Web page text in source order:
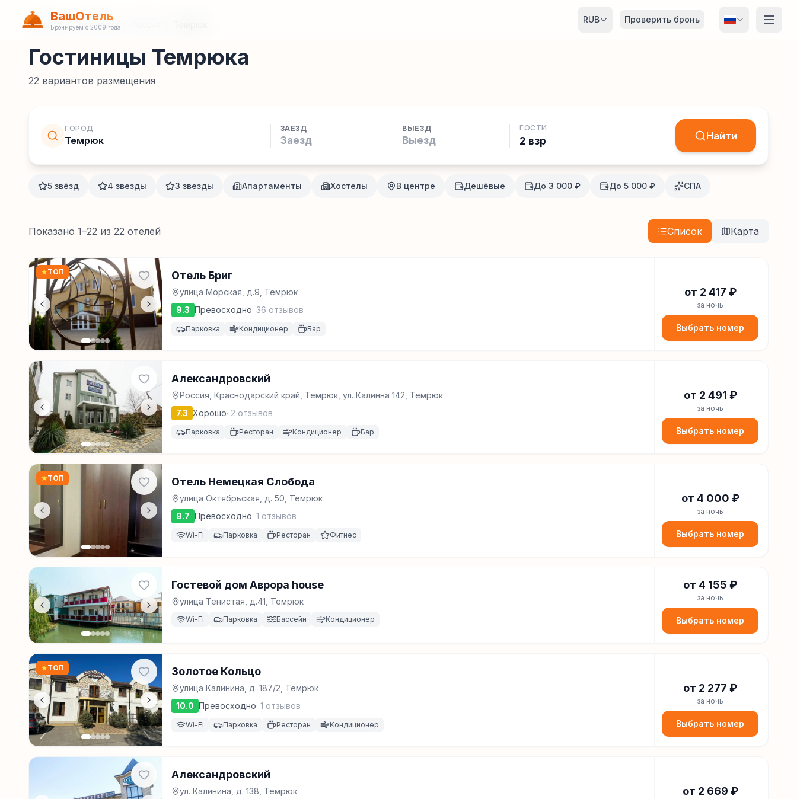
ВашОтель
Бронируем с 2009 года
RUB Проверить бронь
Главная / Гостиницы
Гостиницы Темрюка
22 вариантов размещения
ГОРОД
Темрюк
ЗАЕЗД ВЫЕЗД ГОСТИ
2 взр Найти
5 звёзд 4 звезды 3 звезды Апартаменты Хостелы В центре Дешёвые До 3 000 ₽ До 5 000 ₽ СПА
Показано 1–22 из 22 отелей Список Карта
★ТОП Отель Бриг
улица Морская, д.9, Темрюк
9.3 Превосходно· 36 отзывов
Парковка Кондиционер Бар
от 2 417 ₽
за ночь
Выбрать номер
Александровский
Россия, Краснодарский край, Темрюк, ул. Калинна 142, Темрюк
7.3 Хорошо· 2 отзывов
Парковка Ресторан Кондиционер Бар
от 2 491 ₽
за ночь
Выбрать номер
★ТОП Отель Немецкая Слобода
улица Октябрьская, д. 50, Темрюк
9.7 Превосходно· 1 отзывов
Wi-Fi Парковка Ресторан Фитнес
от 4 000 ₽
за ночь
Выбрать номер
Гостевой дом Аврора house
улица Тенистая, д.41, Темрюк
Wi-Fi Парковка Бассейн Кондиционер
от 4 155 ₽
за ночь
Выбрать номер
★ТОП Золотое Кольцо
улица Калинина, д. 187/2, Темрюк
10.0 Превосходно· 1 отзывов
Wi-Fi Парковка Ресторан Кондиционер
от 2 277 ₽
за ночь
Выбрать номер
Александровский
ул. Калинина, д. 138, Темрюк
от 2 669 ₽